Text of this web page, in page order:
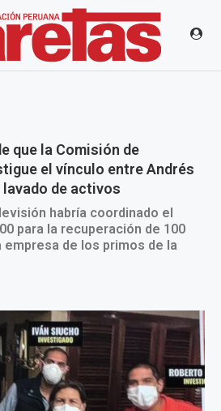
que la Comisión de
el vínculo entre Andrés
de activos
habría coordinado el
para la recuperación de 100
empresa de los primos de la